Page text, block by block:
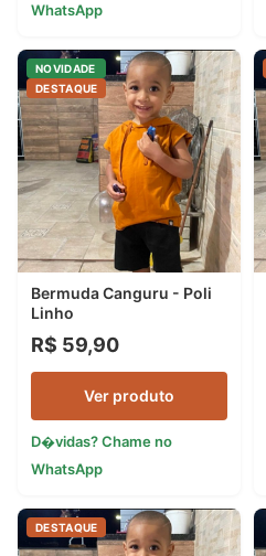
WhatsApp
NOVIDADE
DESTAQUE
Bermuda Canguru - Poli
Linho
R$ 59,90
Ver produto
D�vidas? Chame no
WhatsApp
DESTAQUE